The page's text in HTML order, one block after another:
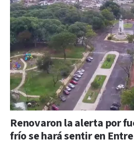
Renovaron la alerta por
frío se hará sentir en